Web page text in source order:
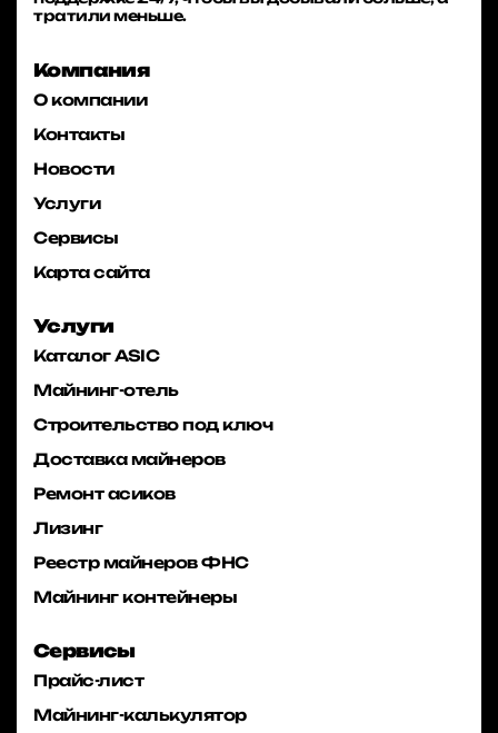
тратили меньше.
Компания
О компании
Контакты
Новости
Услуги
Сервисы
Карта сайта
Услуги
Каталог ASIC
Майнинг-отель
Строительство под ключ
Доставка майнеров
Ремонт асиков
Лизинг
Реестр майнеров ФНС
Майнинг контейнеры
Сервисы
Прайс-лист
Майнинг-калькулятор